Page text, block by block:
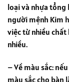
loại và nhựa tổng
người mệnh Kim
việc từ nhiều chất
nhiều.
– Về màu sắc:
màu sắc cho bàn